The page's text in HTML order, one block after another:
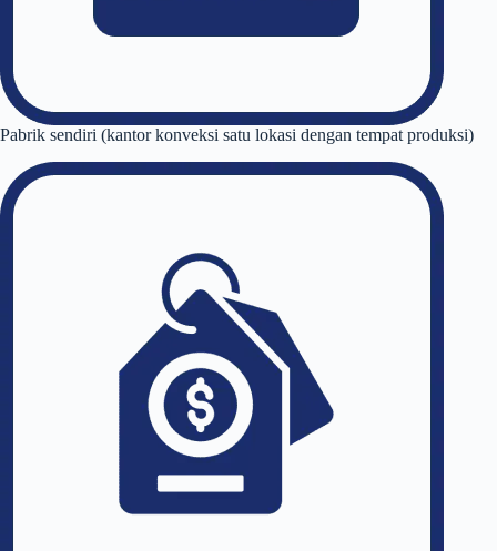
Pabrik sendiri (kantor konveksi satu lokasi dengan tempat produksi)